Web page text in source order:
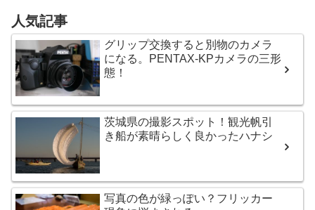
人気記事
グリップ交換すると別物のカメラ
になる。PENTAX-KPカメラの三形
態！
茨城県の撮影スポット！観光帆引
き船が素晴らしく良かったハナシ
写真の色が緑っぽい？フリッカー